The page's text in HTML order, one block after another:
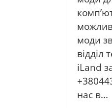
моди
відділ
iLand
нас в...